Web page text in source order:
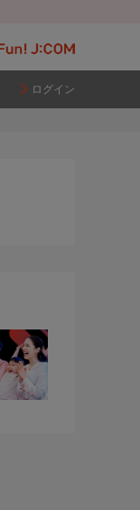
ログイン